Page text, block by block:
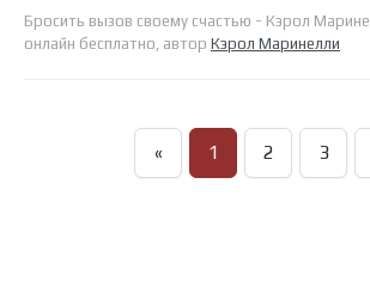
Бросить вызов своему счастью - Кэрол
онлайн бесплатно, автор Кэрол Маринелли
« 1 2 3